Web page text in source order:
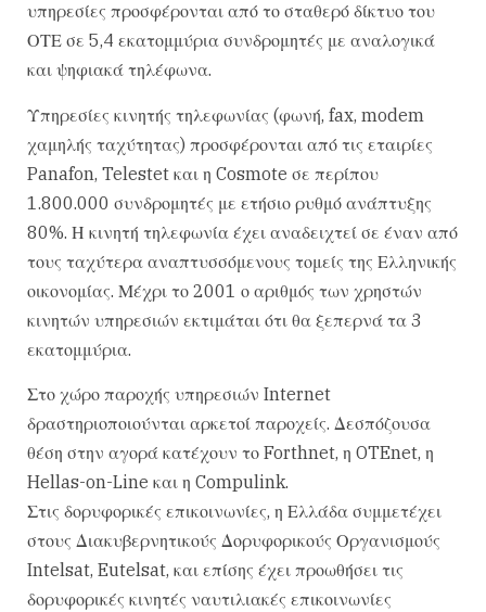
υπηρεσίες προσφέρονται από το σταθερό δίκτυο του
ΟΤΕ σε 5,4 εκατομμύρια συνδρομητές με αναλογικά
και ψηφιακά τηλέφωνα.
Υπηρεσίες κινητής τηλεφωνίας (φωνή, fax, modem
χαμηλής ταχύτητας) προσφέρονται από τις εταιρίες
Panafon, Telestet και η Cosmote σε περίπου
1.800.000 συνδρομητές με ετήσιο ρυθμό ανάπτυξης
80%. Η κινητή τηλεφωνία έχει αναδειχτεί σε έναν από
τους ταχύτερα αναπτυσσόμενους τομείς της Ελληνικής
οικονομίας. Μέχρι το 2001 ο αριθμός των χρηστών
κινητών υπηρεσιών εκτιμάται ότι θα ξεπερνά τα 3
εκατομμύρια.
Στο χώρο παροχής υπηρεσιών Internet
δραστηριοποιούνται αρκετοί παροχείς. Δεσπόζουσα
θέση στην αγορά κατέχουν το Forthnet, η OTEnet, η
Hellas-on-Line και η Compulink.
Στις δορυφορικές επικοινωνίες, η Ελλάδα συμμετέχει
στους Διακυβερνητικούς Δορυφορικούς Οργανισμούς
Intelsat, Eutelsat, και επίσης έχει προωθήσει τις
δορυφορικές κινητές ναυτιλιακές επικοινωνίες